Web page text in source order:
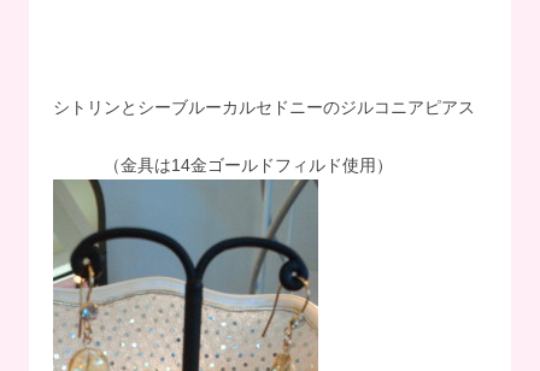
シトリンとシーブルーカルセドニーのジルコニアピアス
（金具は14金ゴールドフィルド使用）